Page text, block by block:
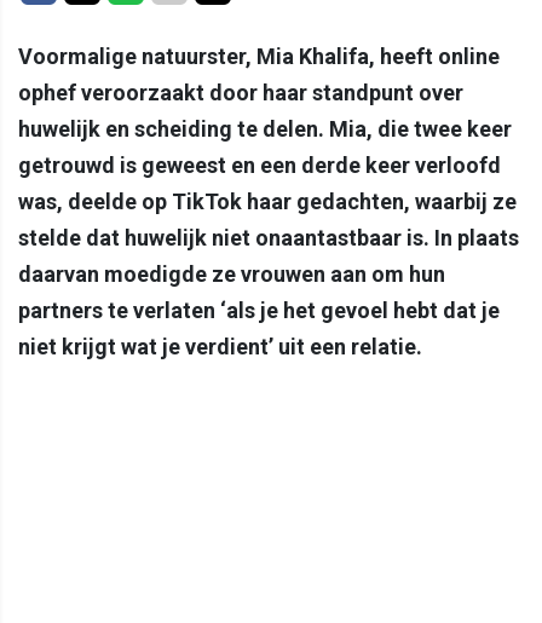
Voormalige natuurster, Mia Khalifa, heeft online
ophef veroorzaakt door haar standpunt over
huwelijk en scheiding te delen. Mia, die twee keer
getrouwd is geweest en een derde keer verloofd
was, deelde op TikTok haar gedachten, waarbij ze
stelde dat huwelijk niet onaantastbaar is. In plaats
daarvan moedigde ze vrouwen aan om hun
partners te verlaten ‘als je het gevoel hebt dat je
niet krijgt wat je verdient’ uit een relatie.